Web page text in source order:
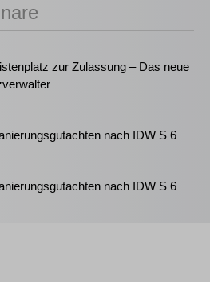
zur Zulassung – Das neue
nach IDW S 6
nach IDW S 6